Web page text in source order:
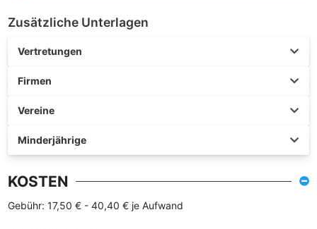
Zusätzliche Unterlagen
Vertretungen
Firmen
Vereine
Minderjährige
KOSTEN
Gebühr: 17,50 € - 40,40 € je Aufwand